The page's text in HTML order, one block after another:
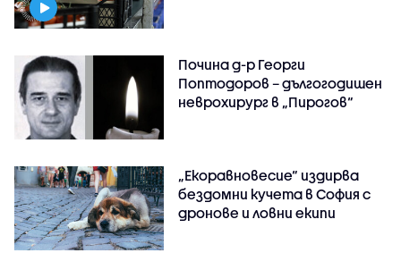
Почина д-р Георги
Поптодоров – дългогодишен
неврохирург в „Пирогов“
„Екоравновесие“ издирва
бездомни кучета в София с
дронове и ловни екипи